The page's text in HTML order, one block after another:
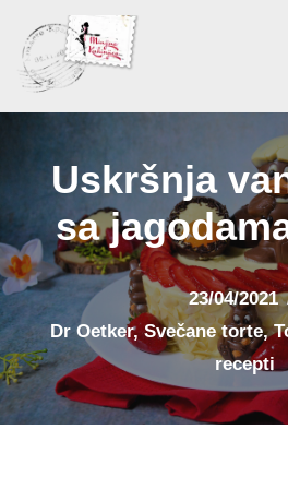
Skoči
na
sadržaj
Uskršnja
sa
23/04/2021
Dr Oetker,Svečane torte,
recepti